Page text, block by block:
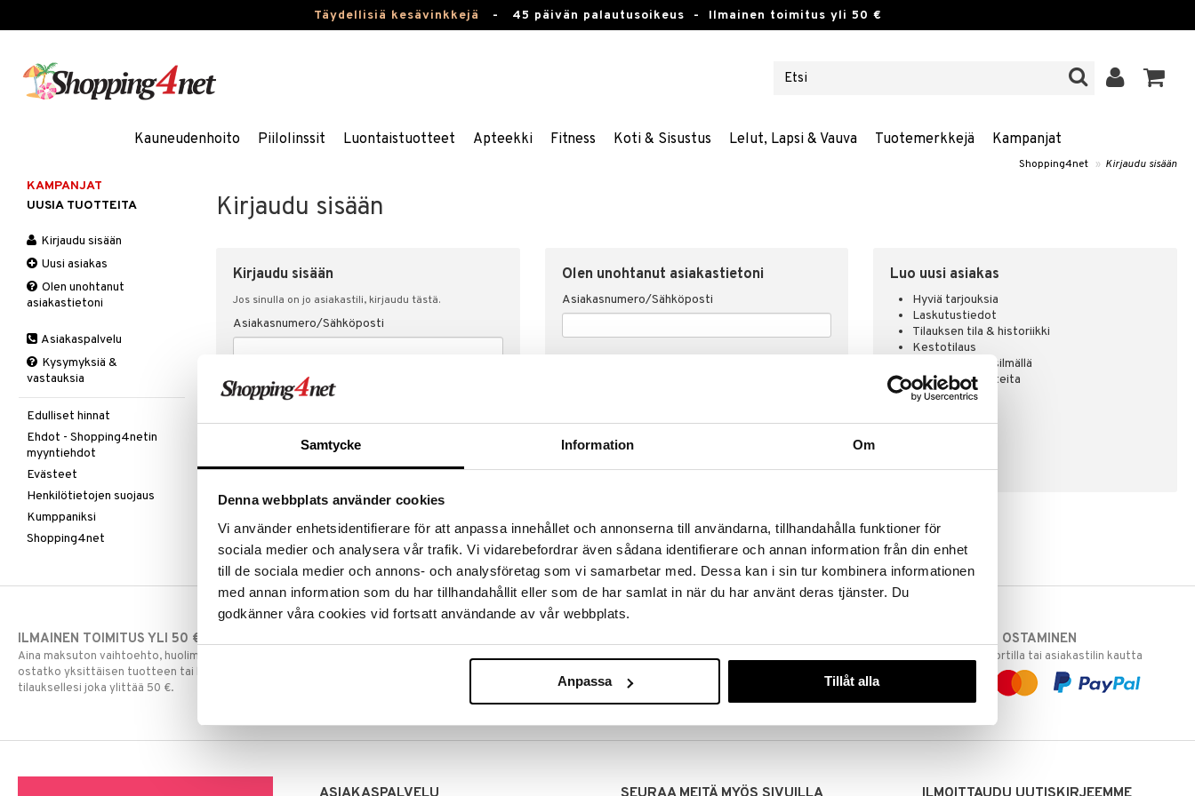
Samtycke Information Om
Denna webbplats använder cookies
Vi använder enhetsidentifierare för att anpassa innehållet och annonserna till användarna, tillhandahålla funktioner för
sociala medier och analysera vår trafik. Vi vidarebefordrar även sådana identifierare och annan information från din enhet
till de sociala medier och annons- och analysföretag som vi samarbetar med. Dessa kan i sin tur kombinera informationen
med annan information som du har tillhandahållit eller som de har samlat in när du har använt deras tjänster. Du
godkänner våra cookies vid fortsatt användande av vår webbplats.
Anpassa Tillåt alla
Täydellisiä kesävinkkejä - 45 päivän palautusoikeus - Ilmainen toimitus yli 50 €
Kauneudenhoito Piilolinssit Luontaistuotteet Apteekki Fitness Koti & Sisustus Lelut, Lapsi & Vauva Tuotemerkkejä Kampanjat
Shopping4net » Kirjaudu sisään
Kirjaudu sisään
Kirjaudu sisään
Jos sinulla on jo asiakastili, kirjaudu tästä.
Asiakasnumero/Sähköposti
Salasana
Olen unohtanut asiakastietoni
Asiakasnumero/Sähköposti
Luo uusi asiakas
Hyviä tarjouksia
Laskutustiedot
Tilauksen tila & historiikki
Kestotilaus
Pidä tuotteita silmällä
Arvostele tuotteita
Toivelistat
KAMPANJAT
UUSIA TUOTTEITA
Kirjaudu sisään
Uusi asiakas
Olen unohtanut
asiakastietoni
Asiakaspalvelu
Kysymyksiä &
vastauksia
Edulliset hinnat
Ehdot - Shopping4netin
myyntiehdot
Evästeet
Henkilötietojen suojaus
Kumppaniksi
Shopping4net
ILMAINEN TOIMITUS YLI 50 €
Aina maksuton vaihtoehto, huolimatta siitä
ostatko yksittäisen tuotteen tai koko
tilauksellesi joka ylittää 50 €.
Ennen kello 13.00 tehdyt tilaukset lähetetään
Ostamalla suuria eriä tuotteita varastoomme
voimme pitää hinnat alhaisina juuri Sinua varten!
Voit olla varma, että teet löytöjä sivuillamme.
TURVALLINEN OSTAMINEN
laskulla, pankkikortilla tai asiakastilin kautta